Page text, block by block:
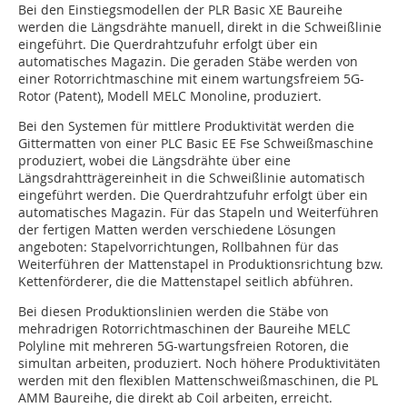
Bei den Einstiegsmodellen der PLR Basic XE Baureihe
werden die Längsdrähte manuell, direkt in die Schweißlinie
eingeführt. Die Querdrahtzufuhr erfolgt über ein
automatisches Magazin. Die geraden Stäbe werden von
einer Rotorrichtmaschine mit einem wartungsfreiem 5G-
Rotor (Patent), Modell MELC Monoline, produziert.
Bei den Systemen für mittlere Produktivität werden die
Gittermatten von einer PLC Basic EE Fse Schweißmaschine
produziert, wobei die Längsdrähte über eine
Längsdrahtträgereinheit in die Schweißlinie automatisch
eingeführt werden. Die Querdrahtzufuhr erfolgt über ein
automatisches Magazin. Für das Stapeln und Weiterführen
der fertigen Matten werden verschiedene Lösungen
angeboten: Stapelvorrichtungen, Rollbahnen für das
Weiterführen der Mattenstapel in Produktionsrichtung bzw.
Kettenförderer, die die Mattenstapel seitlich abführen.
Bei diesen Produktionslinien werden die Stäbe von
mehradrigen Rotorrichtmaschinen der Baureihe MELC
Polyline mit mehreren 5G-wartungsfreien Rotoren, die
simultan arbeiten, produziert. Noch höhere Produktivitäten
werden mit den flexiblen Mattenschweißmaschinen, die PL
AMM Baureihe, die direkt ab Coil arbeiten, erreicht.